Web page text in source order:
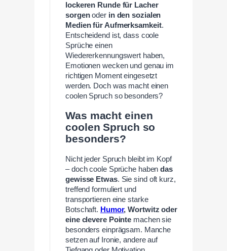
lockeren Runde für Lacher
sorgenoder in den sozialen
Medien für Aufmerksamkeit.
Entscheidend ist, dass coole
Sprüche einen
Wiedererkennungswert haben,
Emotionen wecken und genau im
richtigen Moment eingesetzt
werden. Doch was macht einen
coolen Spruch so besonders?
Was macht einen
coolen Spruch so
besonders?
Nicht jeder Spruch bleibt im Kopf
– doch coole Sprüche haben das
gewisse Etwas. Sie sind oft kurz,
treffend formuliert und
transportieren eine starke
Botschaft. Humor, Wortwitz oder
eine clevere Pointe machen sie
besonders einprägsam. Manche
setzen auf Ironie, andere auf